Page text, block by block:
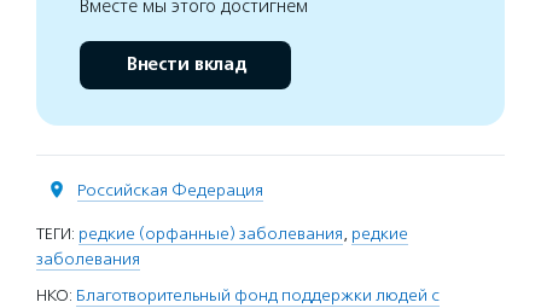
Вместе мы этого достигнем
Внести вклад
Российская Федерация
ТЕГИ: редкие (орфанные) заболевания, редкие
заболевания
НКО: Благотворительный фонд поддержки людей с